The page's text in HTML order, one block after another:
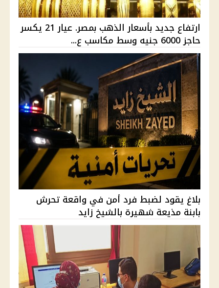
ارتفاع جديد بأسعار الذهب بمصر. عيار 21 يكسر
حاجز 6000 جنيه وسط مكاسب ع...
بلاغ يقود لضبط فرد أمن في واقعة تحرش
بابنة مذيعة شهيرة بالشيخ زايد